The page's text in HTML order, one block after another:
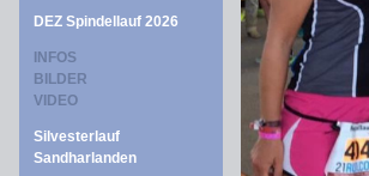
DEZ Spindellauf 2026
INFOS
BILDER
VIDEO
Silvesterlauf
Sandharlanden